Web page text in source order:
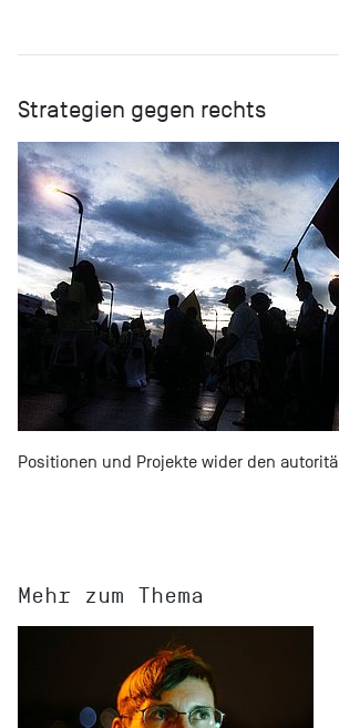
Strategien gegen rechts
Positionen und Projekte wider den
Mehr zum Thema